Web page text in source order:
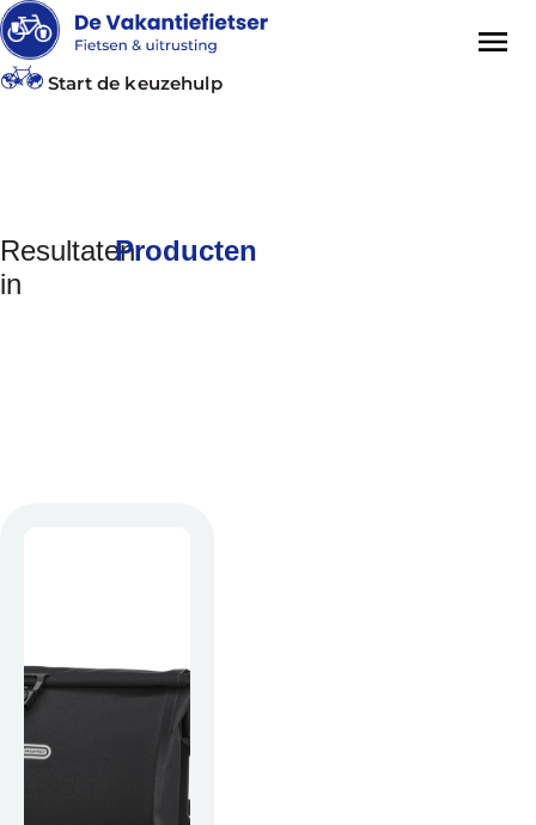
Vakantiefietsen
Intakelijst voor een vakantiefiets
Keuzehulp: Hoe kies je een vakantiefiets
Keuzehulp: Elektrische fiets
Fietsverzekering Afsluiten
Start de keuzehulp
Resultaten
in
Producten